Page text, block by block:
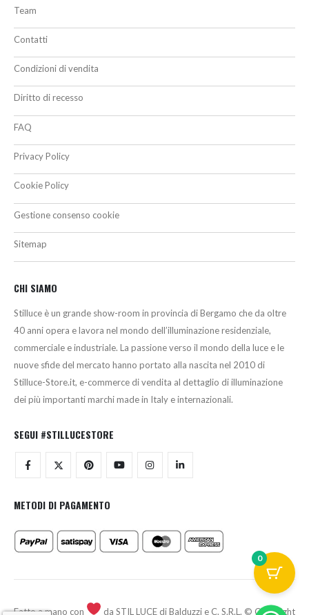
Team
Contatti
Condizioni di vendita
Diritto di recesso
FAQ
Privacy Policy
Cookie Policy
Gestione consenso cookie
Sitemap
CHI SIAMO
Stilluce è un grande show-room in provincia di Bergamo che da oltre
40 anni opera e lavora nel mondo dell’illuminazione residenziale,
commerciale e industriale. La passione verso il mondo della luce e le
nuove sfide del mercato hanno portato alla nascita nel 2010 di
Stilluce-Store.it, e-commerce di vendita al dettaglio di illuminazione
dei più importanti marchi made in Italy e internazionali.
SEGUI #STILLUCESTORE
METODI DI PAGAMENTO
Fatto a mano con da STIL LUCE di Balduzzi e C. S.R.L. © Copyright
0